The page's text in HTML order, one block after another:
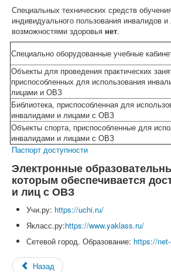
Специальных технических средств
индивидуального пользования инвалидов
возможностями здоровья нет.
Специально оборудованные учебные
Объекты для проведения практических
приспособленных для использования
лицами и ОВЗ
Библиотека, приспособленная для
инвалидами и лицами с ОВЗ
Объекты спорта, приспособленные для
инвалидами и лицами с ОВЗ
Паспорт доступности
Электронные
которым обеспечивается
и лиц с ОВЗ
Учи.ру: https://uchi.ru/
Якласс.ру:https://www.yaklass.ru/
Сетевой город. Образование: https://
Назад